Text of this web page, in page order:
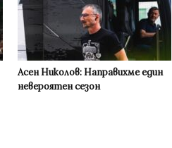
Асен Николов: Направихме един
невероятен сезон